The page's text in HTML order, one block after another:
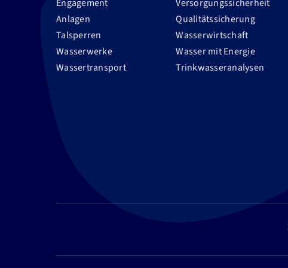
Engagement
Anlagen
Talsperren
Wasserwerke
Wassertransport
Versorgungssicherheit
Qualitätssicherung
Wasserwirtschaft
Wasser mit Energie
Trinkwasseranalysen